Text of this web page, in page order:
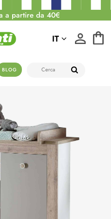
a partire da 40€
BLOG
IT